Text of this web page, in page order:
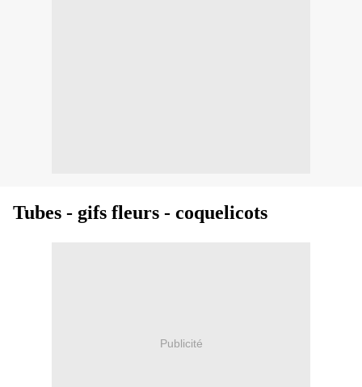
Tubes - gifs fleurs - coquelicots
Publicité